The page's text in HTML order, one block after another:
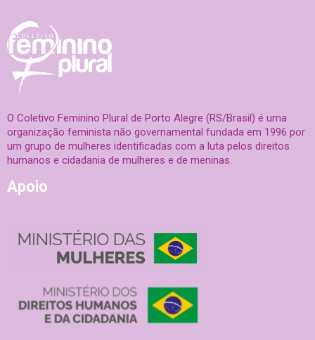
O Coletivo Feminino Plural de Porto Alegre (RS/Brasil) é uma
organização feminista não governamental fundada em 1996 por
um grupo de mulheres identificadas com a luta pelos direitos
humanos e cidadania de mulheres e de meninas.
Apoio